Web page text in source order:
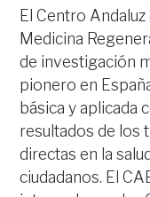
El Centro
Medicina
de investigación
pionero en
básica y aplicada
resultados de los
directas en la
ciudadanos. El